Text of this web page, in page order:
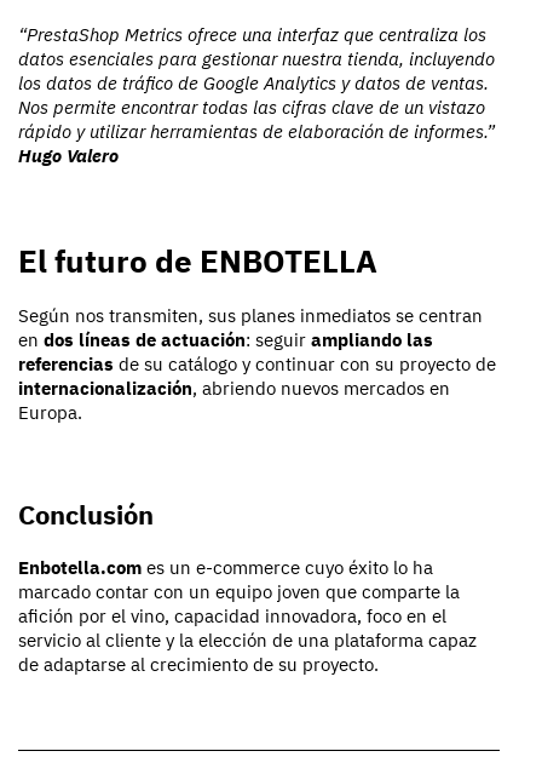
“PrestaShop Metrics ofrece una interfaz que centraliza los
datos esenciales para gestionar nuestra tienda, incluyendo
los datos de tráfico de Google Analytics y datos de ventas.
Nos permite encontrar todas las cifras clave de un vistazo
rápido y utilizar herramientas de elaboración de informes.”
Hugo Valero
El futuro de ENBOTELLA
Según nos transmiten, sus planes inmediatos se centran
en dos líneas de actuación: seguir ampliando las
referencias de su catálogo y continuar con su proyecto de
internacionalización, abriendo nuevos mercados en
Europa.
Conclusión
Enbotella.com es un e-commerce cuyo éxito lo ha
marcado contar con un equipo joven que comparte la
afición por el vino, capacidad innovadora, foco en el
servicio al cliente y la elección de una plataforma capaz
de adaptarse al crecimiento de su proyecto.